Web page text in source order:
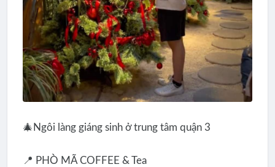
🎄Ngôi làng giáng sinh ở trung tâm quận 3
📍 PHÒ MÃ COFFEE & Tea